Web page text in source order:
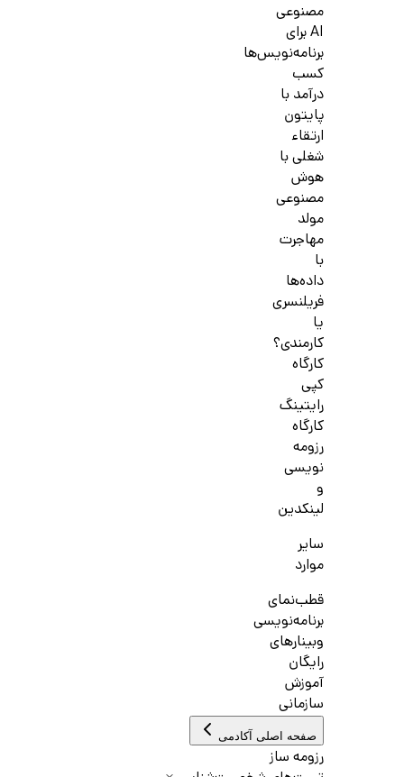
مصنوعی
AI برای
برنامه‌نویس‌ها
کسب
درآمد با
پایتون
ارتقاء
شغلی با
هوش
مصنوعی
مولد
مهاجرت
با
داده‌ها
فریلنسری
یا
کارمندی؟
کارگاه
کپی
رایتینگ
کارگاه
رزومه
نویسی
و
لینکدین
سایر
موارد
قطب‌نمای
برنامه‌نویسی
وبینارهای
رایگان
آموزش
سازمانی
صفحه اصلی آکادمی
رزومه ساز